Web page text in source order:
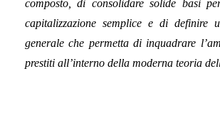
composto, di consolidare solide basi
capitalizzazione semplice e di definire
generale che permetta di inquadrare
prestiti all’interno della moderna teoria